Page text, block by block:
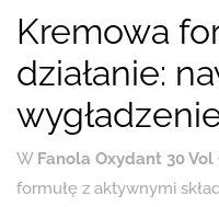
Kremowa
działanie:
W Fanola Oxydant 30 Vol
formułę z aktywnymi